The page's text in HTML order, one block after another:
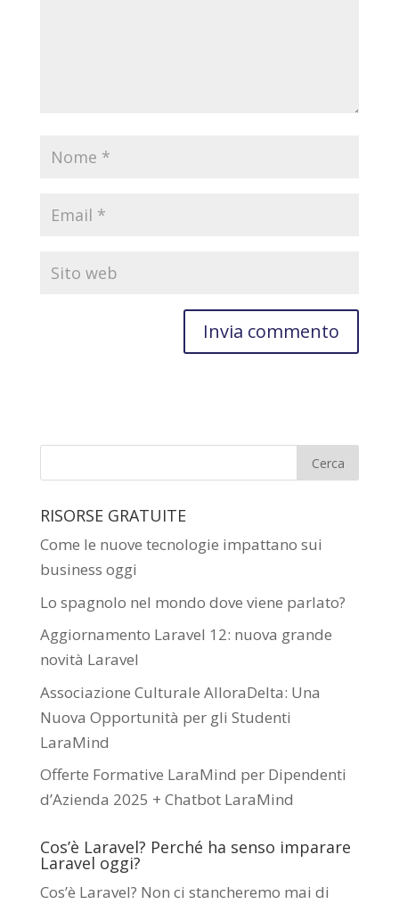
RISORSE GRATUITE
Come le nuove tecnologie impattano sui
business oggi
Lo spagnolo nel mondo dove viene parlato?
Aggiornamento Laravel 12: nuova grande
novità Laravel
Associazione Culturale AlloraDelta: Una
Nuova Opportunità per gli Studenti
LaraMind
Offerte Formative LaraMind per Dipendenti
d’Azienda 2025 + Chatbot LaraMind
Cos’è Laravel? Perché ha senso imparare
Laravel oggi?
Cos’è Laravel? Non ci stancheremo mai di